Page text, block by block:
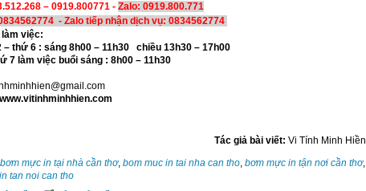
– 0919.800771 - Zalo: 0919.800.771
- Zalo tiếp nhận dịch vụ: 0834562774
việc:
– thứ 6 : sáng 8h00 – 11h30 chiều 13h30 – 17h00
7 làm việc buổi sáng : 8h00 – 11h30
Tác giả bài viết: Vi Tính Minh Hiền
bơm mực in tại nhà cần thơ, bom muc in tai nha can tho, bơm mực in tận nơi cần thơ,
tan noi can tho